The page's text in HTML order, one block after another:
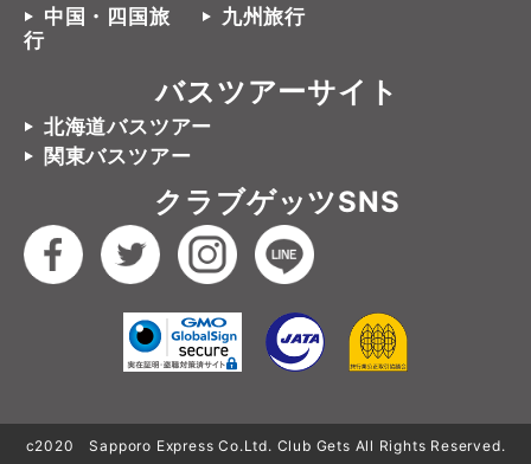
中国・四国旅
行
九州旅行
バスツアーサイト
北海道バスツアー
関東バスツアー
クラブゲッツSNS
c2020 Sapporo Express Co.Ltd. Club Gets All Rights Reserved.